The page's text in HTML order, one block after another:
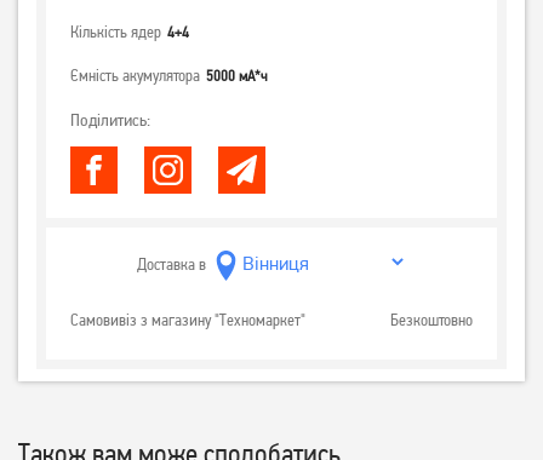
Кількість ядер 4+4
Ємність акумулятора 5000 мА*ч
Поділитись:
Доставка в
Самовивіз з магазину "Техномаркет" Безкоштовно